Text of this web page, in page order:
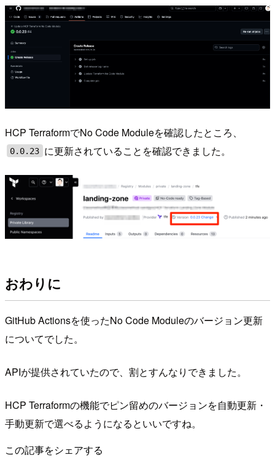
HCP TerraformでNo Code Moduleを確認したところ、
0.0.23 に更新されていることを確認できました。
おわりに
GitHub Actionsを使ったNo Code Moduleのバージョン更新
についてでした。
APIが提供されていたので、割とすんなりできました。
HCP Terraformの機能でピン留めのバージョンを自動更新・
手動更新で選べるようになるといいですね。
この記事をシェアする